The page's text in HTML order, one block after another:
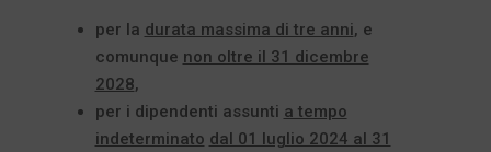
per la durata massima di tre anni, e
comunque non oltre il 31 dicembre
2028,
per i dipendenti assunti a tempo
indeterminato dal 01 luglio 2024 al 31